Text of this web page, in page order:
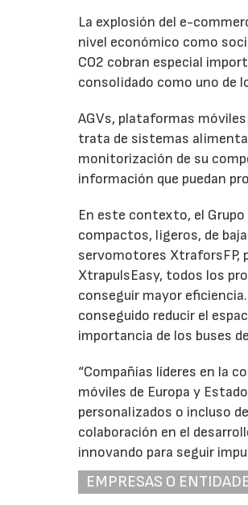
La explosión del e-
nivel económico como
CO2 cobran especial
consolidado como uno de
AGVs, plataformas
trata de sistemas
monitorización de su
información que puedan
En este contexto, el
compactos, ligeros, de
servomotores XtraforsFP,
XtrapulsEasy, todos los
conseguir mayor
conseguido reducir el
importancia de los buses
“Compañías líderes en la
móviles de Europa y
personalizados o incluso
colaboración en el
innovando para seguir
EMPRESAS O